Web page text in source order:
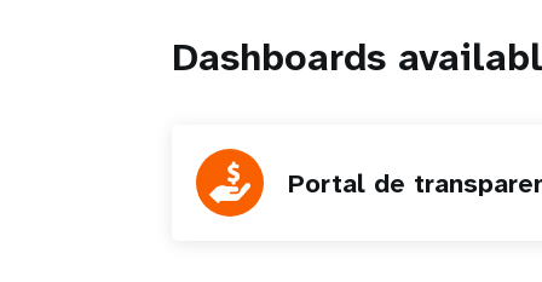
Dashboards
Portal de